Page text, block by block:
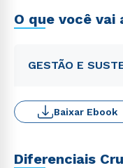
O que você vai
GESTÃO E
Baixar Ebook
Diferenciais